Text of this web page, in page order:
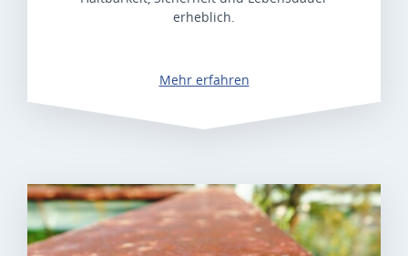
erheblich.
Mehr erfahren